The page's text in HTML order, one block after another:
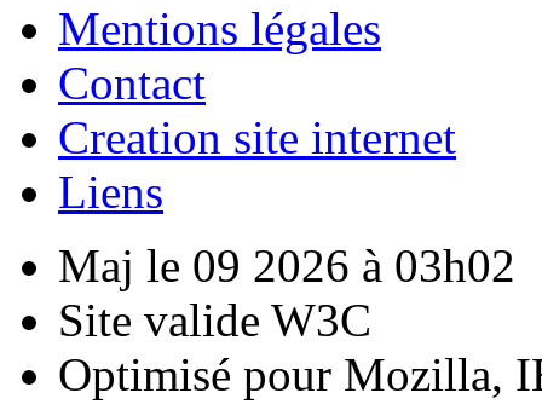
Mentions légales
Contact
Creation site internet
Liens
Maj le 09 2026 à 03h02
Site valide W3C
Optimisé pour Mozilla,